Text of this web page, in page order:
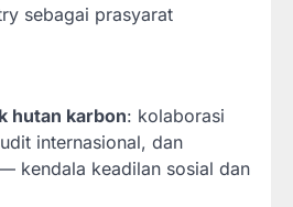
sebagai prasyarat
hutan karbon: kolaborasi
internasional, dan
kendala keadilan sosial dan